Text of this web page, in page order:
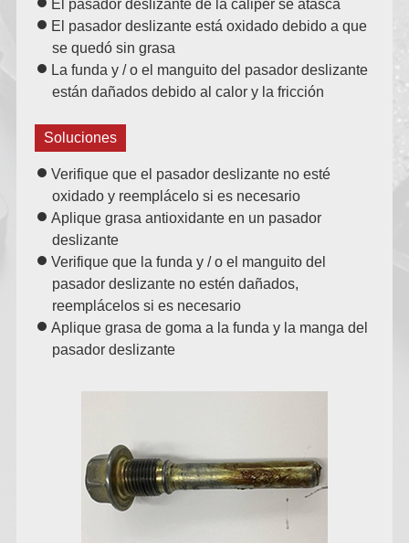
El pasador deslizante de la caliper se atasca
El pasador deslizante está oxidado debido a que
se quedó sin grasa
La funda y / o el manguito del pasador deslizante
están dañados debido al calor y la fricción
Soluciones
Verifique que el pasador deslizante no esté
oxidado y reemplácelo si es necesario
Aplique grasa antioxidante en un pasador
deslizante
Verifique que la funda y / o el manguito del
pasador deslizante no estén dañados,
reemplácelos si es necesario
Aplique grasa de goma a la funda y la manga del
pasador deslizante